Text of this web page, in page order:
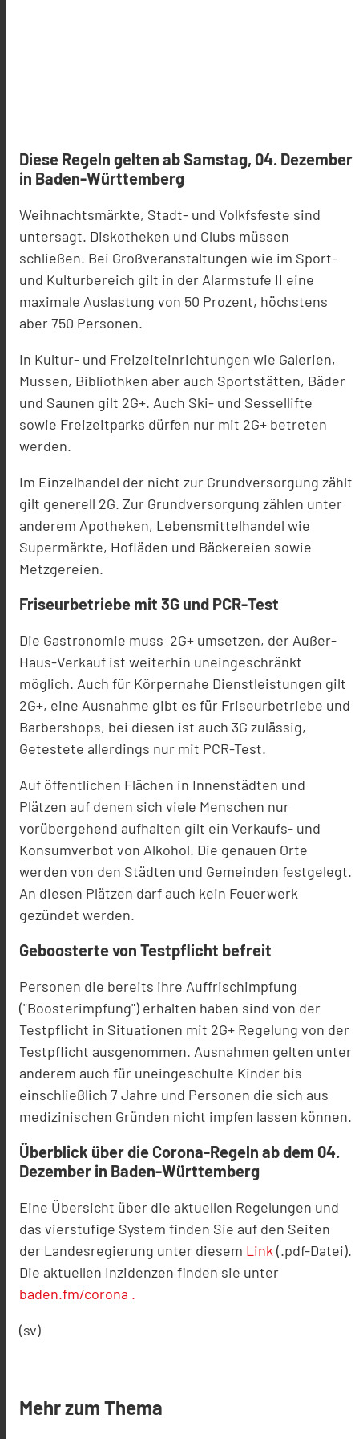
Diese Regeln gelten ab Samstag, 04. Dezember
in Baden-Württemberg
Weihnachtsmärkte, Stadt- und Volkfsfeste sind
untersagt. Diskotheken und Clubs müssen
schließen. Bei Großveranstaltungen wie im Sport-
und Kulturbereich gilt in der Alarmstufe II eine
maximale Auslastung von 50 Prozent, höchstens
aber 750 Personen.
In Kultur- und Freizeiteinrichtungen wie Galerien,
Mussen, Bibliothken aber auch Sportstätten, Bäder
und Saunen gilt 2G+. Auch Ski- und Sessellifte
sowie Freizeitparks dürfen nur mit 2G+ betreten
werden.
Im Einzelhandel der nicht zur Grundversorgung zählt
gilt generell 2G. Zur Grundversorgung zählen unter
anderem Apotheken, Lebensmittelhandel wie
Supermärkte, Hofläden und Bäckereien sowie
Metzgereien.
Friseurbetriebe mit 3G und PCR-Test
Die Gastronomie muss 2G+ umsetzen, der Außer-
Haus-Verkauf ist weiterhin uneingeschränkt
möglich. Auch für Körpernahe Dienstleistungen gilt
2G+, eine Ausnahme gibt es für Friseurbetriebe und
Barbershops, bei diesen ist auch 3G zulässig,
Getestete allerdings nur mit PCR-Test.
Auf öffentlichen Flächen in Innenstädten und
Plätzen auf denen sich viele Menschen nur
vorübergehend aufhalten gilt ein Verkaufs- und
Konsumverbot von Alkohol. Die genauen Orte
werden von den Städten und Gemeinden festgelegt.
An diesen Plätzen darf auch kein Feuerwerk
gezündet werden.
Geboosterte von Testpflicht befreit
Personen die bereits ihre Auffrischimpfung
("Boosterimpfung") erhalten haben sind von der
Testpflicht in Situationen mit 2G+ Regelung von der
Testpflicht ausgenommen. Ausnahmen gelten unter
anderem auch für uneingeschulte Kinder bis
einschließlich 7 Jahre und Personen die sich aus
medizinischen Gründen nicht impfen lassen können.
Überblick über die Corona-Regeln ab dem 04.
Dezember in Baden-Württemberg
Eine Übersicht über die aktuellen Regelungen und
das vierstufige System finden Sie auf den Seiten
der Landesregierung unter diesem Link (.pdf-Datei).
Die aktuellen Inzidenzen finden sie unter
baden.fm/corona .
(sv)
Mehr zum Thema